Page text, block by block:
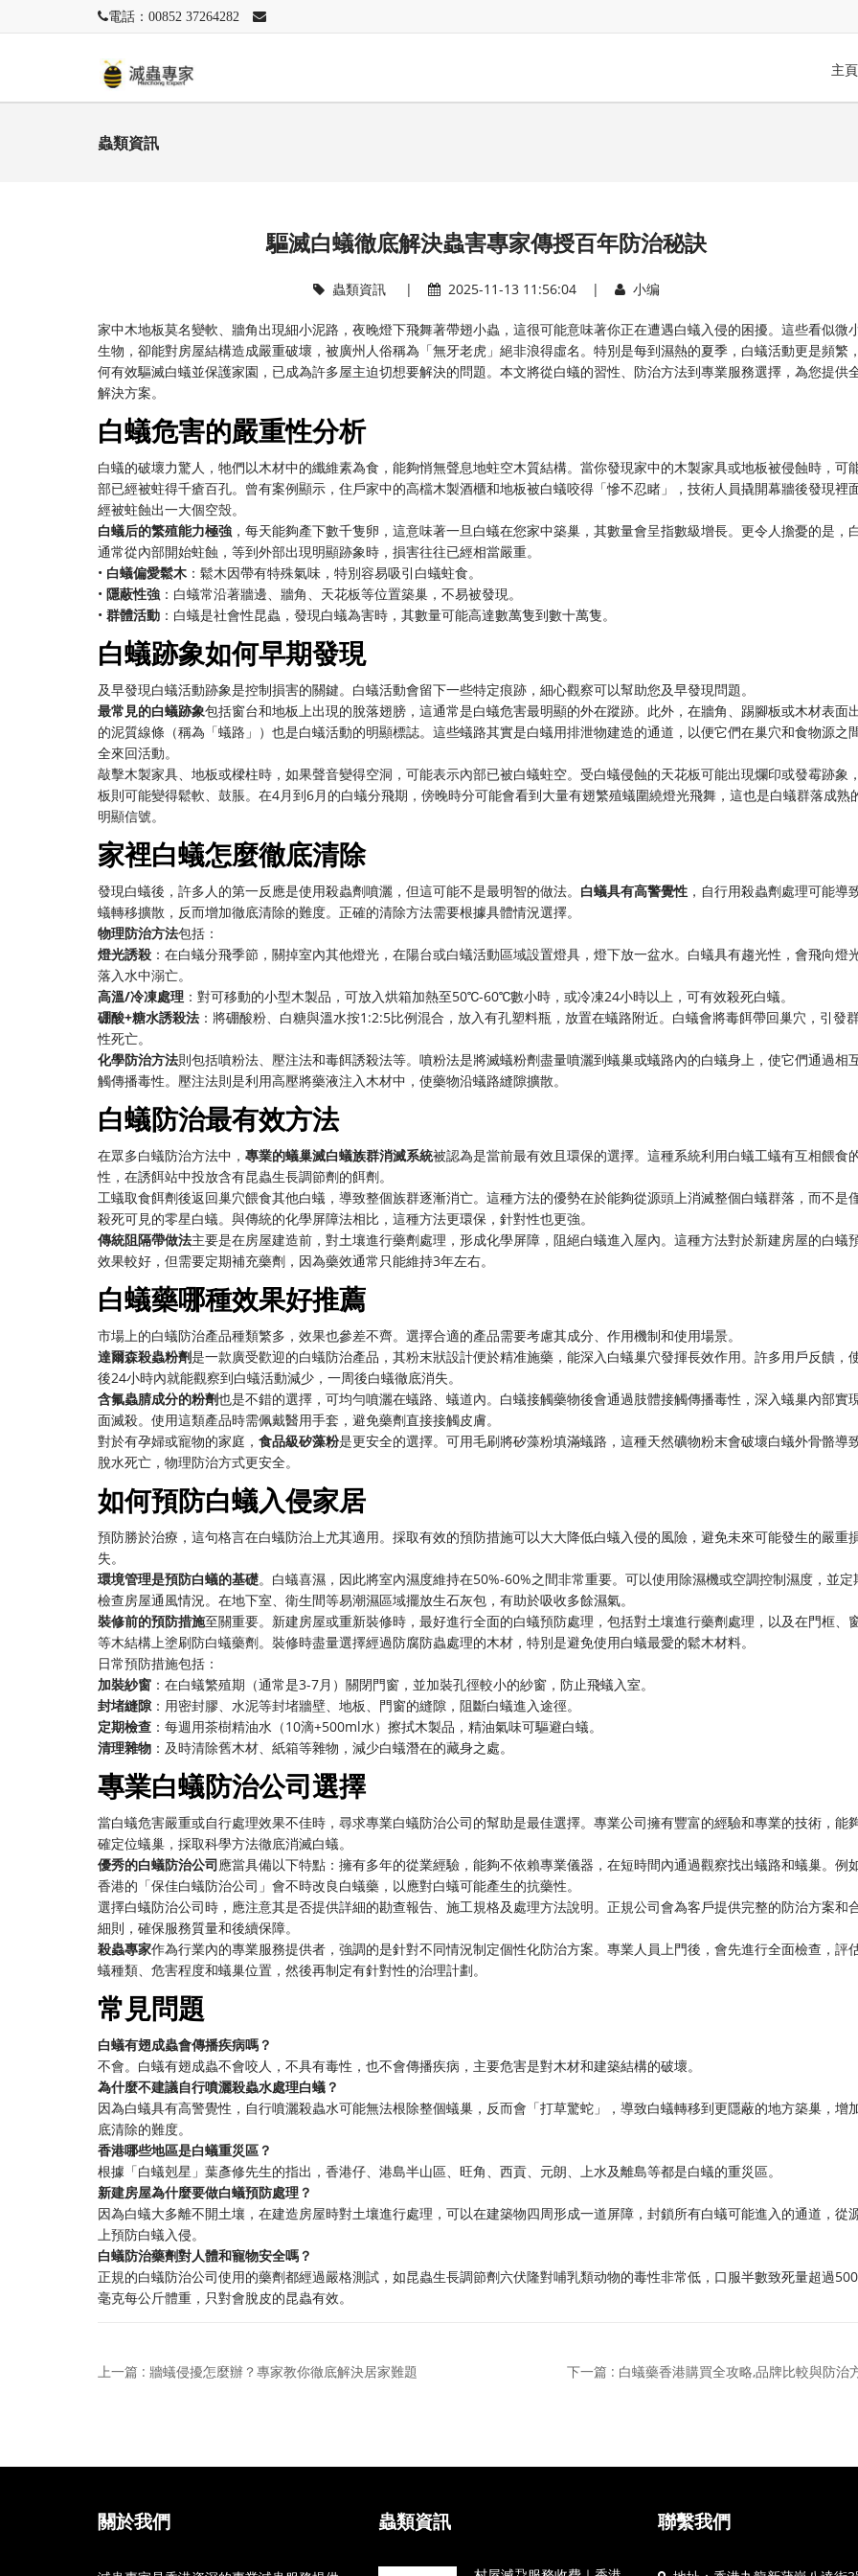
電話：00852 37264282
主頁
蟲類資訊
驅滅白蟻徹底解決蟲害專家傳授百年防治秘訣
蟲類資訊 | 2025-11-13 11:56:04 | 小编
家中木地板莫名變軟、牆角出現細小泥路，夜晚燈下飛舞著帶翅小蟲，這很可能意味著你正在遭遇白蟻入侵的困擾。這些看似微
生物，卻能對房屋結構造成嚴重破壞，被廣州人俗稱為「無牙老虎」絕非浪得虛名。特別是每到濕熱的夏季，白蟻活動更是頻繁
何有效驅滅白蟻並保護家園，已成為許多屋主迫切想要解決的問題。本文將從白蟻的習性、防治方法到專業服務選擇，為您提供
解決方案。
白蟻危害的嚴重性分析
白蟻的破壞力驚人，牠們以木材中的纖維素為食，能夠悄無聲息地蛀空木質結構。當你發現家中的木製家具或地板被侵蝕時，可
部已經被蛀得千瘡百孔。曾有案例顯示，住戶家中的高檔木製酒櫃和地板被白蟻咬得「慘不忍睹」，技術人員撬開幕牆後發現裡
經被蛀蝕出一大個空殼。
白蟻后的繁殖能力極強 ，每天能夠產下數千隻卵，這意味著一旦白蟻在您家中築巢，其數量會呈指數級增長。更令人擔憂的是，
通常從內部開始蛀蝕，等到外部出現明顯跡象時，損害往往已經相當嚴重。
• 白蟻偏愛鬆木 ：鬆木因帶有特殊氣味，特別容易吸引白蟻蛀食。
• 隱蔽性強 ：白蟻常沿著牆邊、牆角、天花板等位置築巢，不易被發現。
• 群體活動 ：白蟻是社會性昆蟲，發現白蟻為害時，其數量可能高達數萬隻到數十萬隻。
白蟻跡象如何早期發現
及早發現白蟻活動跡象是控制損害的關鍵。白蟻活動會留下一些特定痕跡，細心觀察可以幫助您及早發現問題。
最常見的白蟻跡象包括窗台和地板上出現的脫落翅膀，這通常是白蟻危害最明顯的外在蹤跡。此外，在牆角、踢腳板或木材表面
的泥質線條（稱為「蟻路」）也是白蟻活動的明顯標誌。這些蟻路其實是白蟻用排泄物建造的通道，以便它們在巢穴和食物源之
全來回活動。
敲擊木製家具、地板或樑柱時，如果聲音變得空洞，可能表示內部已被白蟻蛀空。受白蟻侵蝕的天花板可能出現爛印或發霉跡象
板則可能變得鬆軟、鼓脹。在4月到6月的白蟻分飛期，傍晚時分可能會看到大量有翅繁殖蟻圍繞燈光飛舞，這也是白蟻群落成熟
明顯信號。
家裡白蟻怎麼徹底清除
發現白蟻後，許多人的第一反應是使用殺蟲劑噴灑，但這可能不是最明智的做法。 白蟻具有高警覺性 ，自行用殺蟲劑處理可能導
蟻轉移擴散，反而增加徹底清除的難度。正確的清除方法需要根據具體情況選擇。
物理防治方法包括：
燈光誘殺 ：在白蟻分飛季節，關掉室內其他燈光，在陽台或白蟻活動區域設置燈具，燈下放一盆水。白蟻具有趨光性，會飛向燈
落入水中溺亡。
高溫/冷凍處理 ：對可移動的小型木製品，可放入烘箱加熱至50℃-60℃數小時，或冷凍24小時以上，可有效殺死白蟻。
硼酸+糖水誘殺法 ：將硼酸粉、白糖與溫水按1:2:5比例混合，放入有孔塑料瓶，放置在蟻路附近。白蟻會將毒餌帶回巢穴，引發
性死亡。
化學防治方法則包括噴粉法、壓注法和毒餌誘殺法等。噴粉法是將滅蟻粉劑盡量噴灑到蟻巢或蟻路內的白蟻身上，使它們通過相
觸傳播毒性。壓注法則是利用高壓將藥液注入木材中，使藥物沿蟻路縫隙擴散。
白蟻防治最有效方法
在眾多白蟻防治方法中， 專業的蟻巢滅白蟻族群消滅系統被認為是當前最有效且環保的選擇。這種系統利用白蟻工蟻有互相餵食
性，在誘餌站中投放含有昆蟲生長調節劑的餌劑。
工蟻取食餌劑後返回巢穴餵食其他白蟻，導致整個族群逐漸消亡。這種方法的優勢在於能夠從源頭上消滅整個白蟻群落，而不是
殺死可見的零星白蟻。與傳統的化學屏障法相比，這種方法更環保，針對性也更強。
傳統阻隔帶做法主要是在房屋建造前，對土壤進行藥劑處理，形成化學屏障，阻絕白蟻進入屋內。這種方法對於新建房屋的白蟻
效果較好，但需要定期補充藥劑，因為藥效通常只能維持3年左右。
白蟻藥哪種效果好推薦
市場上的白蟻防治產品種類繁多，效果也參差不齊。選擇合適的產品需要考慮其成分、作用機制和使用場景。
達爾森殺蟲粉劑是一款廣受歡迎的白蟻防治產品，其粉末狀設計便於精准施藥，能深入白蟻巢穴發揮長效作用。許多用戶反饋，
後24小時內就能觀察到白蟻活動減少，一周後白蟻徹底消失。
含氟蟲腈成分的粉劑也是不錯的選擇，可均勻噴灑在蟻路、蟻道內。白蟻接觸藥物後會通過肢體接觸傳播毒性，深入蟻巢內部實
面滅殺。使用這類產品時需佩戴醫用手套，避免藥劑直接接觸皮膚。
對於有孕婦或寵物的家庭， 食品級矽藻粉是更安全的選擇。可用毛刷將矽藻粉填滿蟻路，這種天然礦物粉末會破壞白蟻外骨骼導
脫水死亡，物理防治方式更安全。
如何預防白蟻入侵家居
預防勝於治療，這句格言在白蟻防治上尤其適用。採取有效的預防措施可以大大降低白蟻入侵的風險，避免未來可能發生的嚴重
失。
環境管理是預防白蟻的基礎。白蟻喜濕，因此將室內濕度維持在50%-60%之間非常重要。可以使用除濕機或空調控制濕度，並定
檢查房屋通風情況。在地下室、衛生間等易潮濕區域擺放生石灰包，有助於吸收多餘濕氣。
裝修前的預防措施至關重要。新建房屋或重新裝修時，最好進行全面的白蟻預防處理，包括對土壤進行藥劑處理，以及在門框、
等木結構上塗刷防白蟻藥劑。裝修時盡量選擇經過防腐防蟲處理的木材，特別是避免使用白蟻最愛的鬆木材料。
日常預防措施包括：
加裝紗窗 ：在白蟻繁殖期（通常是3-7月）關閉門窗，並加裝孔徑較小的紗窗，防止飛蟻入室。
封堵縫隙：用密封膠、水泥等封堵牆壁、地板、門窗的縫隙，阻斷白蟻進入途徑。
定期檢查 ：每週用茶樹精油水（10滴+500ml水）擦拭木製品，精油氣味可驅避白蟻。
清理雜物 ：及時清除舊木材、紙箱等雜物，減少白蟻潛在的藏身之處。
專業白蟻防治公司選擇
當白蟻危害嚴重或自行處理效果不佳時，尋求專業白蟻防治公司的幫助是最佳選擇。專業公司擁有豐富的經驗和專業的技術，能
確定位蟻巢，採取科學方法徹底消滅白蟻。
優秀的白蟻防治公司應當具備以下特點：擁有多年的從業經驗，能夠不依賴專業儀器，在短時間內通過觀察找出蟻路和蟻巢。例
香港的「保佳白蟻防治公司」會不時改良白蟻藥，以應對白蟻可能產生的抗藥性。
選擇白蟻防治公司時，應注意其是否提供詳細的勘查報告、施工規格及處理方法說明。正規公司會為客戶提供完整的防治方案和
細則，確保服務質量和後續保障。
殺蟲專家作為行業內的專業服務提供者，強調的是針對不同情況制定個性化防治方案。專業人員上門後，會先進行全面檢查，評
蟻種類、危害程度和蟻巢位置，然後再制定有針對性的治理計劃。
常見問題
白蟻有翅成蟲會傳播疾病嗎？
不會。白蟻有翅成蟲不會咬人，不具有毒性，也不會傳播疾病，主要危害是對木材和建築結構的破壞。
為什麼不建議自行噴灑殺蟲水處理白蟻？
因為白蟻具有高警覺性，自行噴灑殺蟲水可能無法根除整個蟻巢，反而會「打草驚蛇」，導致白蟻轉移到更隱蔽的地方築巢，增
底清除的難度。
香港哪些地區是白蟻重災區？
根據「白蟻剋星」葉彥修先生的指出，香港仔、港島半山區、旺角、西貢、元朗、上水及離島等都是白蟻的重災區。
新建房屋為什麼要做白蟻預防處理？
因為白蟻大多離不開土壤，在建造房屋時對土壤進行處理，可以在建築物四周形成一道屏障，封鎖所有白蟻可能進入的通道，從
上預防白蟻入侵。
白蟻防治藥劑對人體和寵物安全嗎？
正規的白蟻防治公司使用的藥劑都經過嚴格測試，如昆蟲生長調節劑六伏隆對哺乳類动物的毒性非常低，口服半數致死量超過
毫克每公斤體重，只對會脫皮的昆蟲有效。
上一篇 : 牆蟻侵擾怎麼辦？專家教你徹底解決居家難題 下一篇 : 白蟻藥香港購買全攻略,品牌比較與防治
關於我們 蟲類資訊 聯繫我們